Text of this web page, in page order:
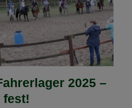
2025 –
fest!